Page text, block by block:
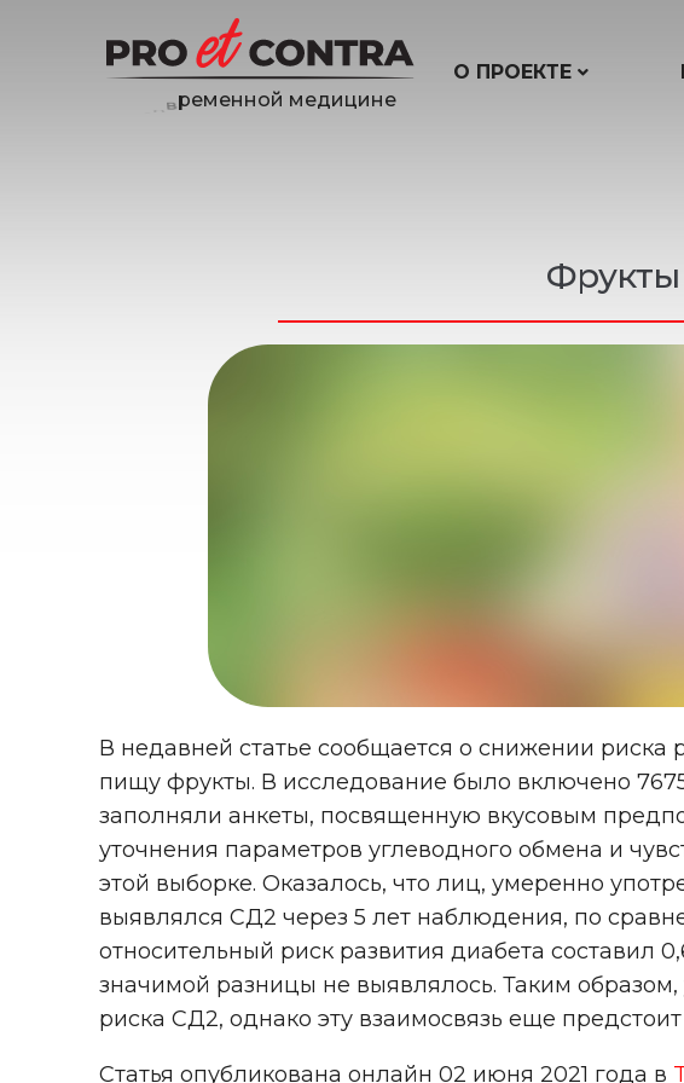
й медицине
О ПРОЕКТЕ
Фрукты
В недавней статье сообщается о снижении риска
пищу фрукты. В исследование было включено
заполняли анкеты, посвященную вкусовым
уточнения параметров углеводного обмена и
этой выборке. Оказалось, что лиц, умеренно
выявлялся СД2 через 5 лет наблюдения, по
относительный риск развития диабета составил
значимой разницы не выявлялось. Таким
риска СД2, однако эту взаимосвязь еще предстоит
Статья опубликована онлайн 02 июня 2021 года в